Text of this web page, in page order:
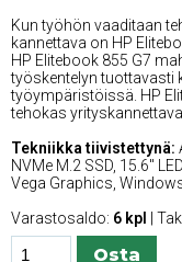
Kun työhön vaaditaan
kannettava on HP
HP Elitebook 855 G7
työskentelyn tuottavasti
työympäristöissä. HP
tehokas
Tekniikka tiivistettynä:
NVMe M.2 SSD, 15.6''
Vega Graphics,
Varastosaldo: 6 kpl |